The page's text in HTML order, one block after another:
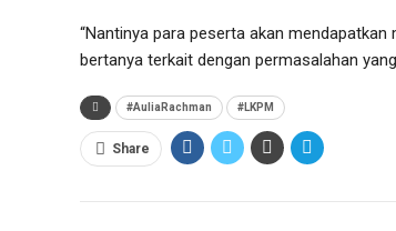
“Nantinya para peserta akan
bertanya terkait dengan permasalahan
#AuliaRachman #LKPM
Share